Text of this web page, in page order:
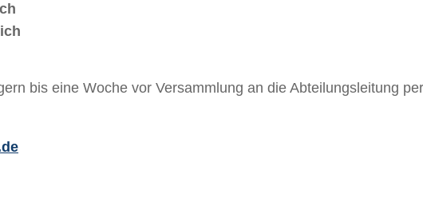
bis eine Woche vor Versammlung an die Abteilungsleitung per